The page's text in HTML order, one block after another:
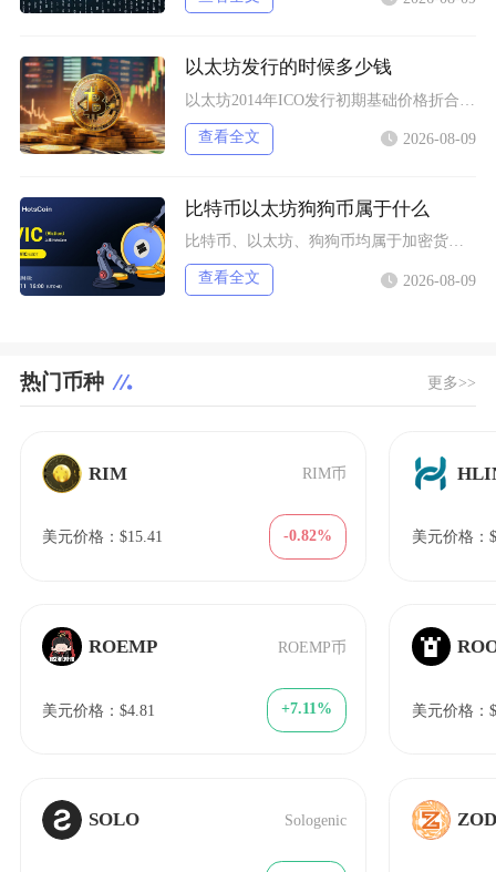
以太坊发行的时候多少钱
查看全文 2026-08-09
比特币以太坊狗狗币属于什么
比特币、以太坊、狗狗币均属于加密货币（数字货币）范畴，同时被美国SEC与CFTC联合认定为
查看全文 2026-08-09
热门币种 更多>>
RIM RIM币
美元价格：$15.41 -0.82%
ROEMP ROEMP币
美元价格：$4.81 +7.11%
SOLO Sologenic
美元价格：
美元价格：